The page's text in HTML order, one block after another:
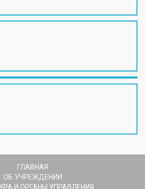
ГЛАВНАЯ
ОБ УЧРЕЖДЕНИИ
И ОРГАНЫ УПРАВЛЕНИЯ